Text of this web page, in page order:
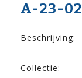
A-23-
Beschrijving:
Collectie: